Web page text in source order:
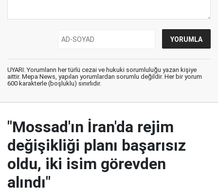
UYARI: Yorumların her türlü cezai ve hukuki sorumluluğu yazan kişiye
aittir. Mepa News, yapılan yorumlardan sorumlu değildir. Her bir yorum
600 karakterle (boşluklu) sınırlıdır.
"Mossad'ın İran'da rejim
değişikliği planı başarısız
oldu, iki isim görevden
alındı"